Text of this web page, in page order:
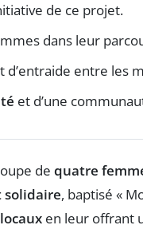
de ce projet.
dans leur
d’entraide entre les
et d’une
de quatre
solidaire, baptisé «
en leur offrant